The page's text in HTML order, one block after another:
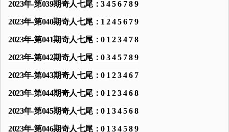
2023年-第039期奇人七尾：3 4 5 6 7 8 9
2023年-第040期奇人七尾：1 2 4 5 6 7 9
2023年-第041期奇人七尾：0 1 2 3 4 7 8
2023年-第042期奇人七尾：0 3 4 5 7 8 9
2023年-第043期奇人七尾：0 1 2 3 4 6 7
2023年-第044期奇人七尾：0 1 2 3 4 6 8
2023年-第045期奇人七尾：0 1 3 4 5 6 8
2023年-第046期奇人七尾：0 1 3 4 5 8 9